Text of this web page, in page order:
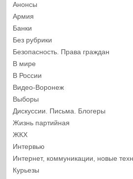
Анонсы
Армия
Банки
Без рубрики
Безопасность. Права граждан
В мире
В России
Видео-Воронеж
Выборы
Дискуссии. Письма. Блогеры
Жизнь партийная
ЖКХ
Интервью
Интернет, коммуникации, новые
Курьезы